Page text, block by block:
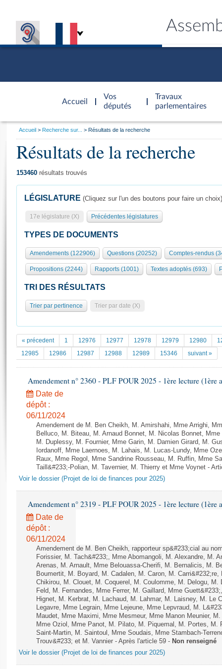
Accueil
d'accueil
Vos
députés
Travaux
parlementaires
Présidence
577 députés
Groupes politiques
Séance publique
Commissions et autres organes
Europe et International
Pétitions
Documents parlementaires
Projets de loi
Propositions de loi
Amendements
Textes adoptés
Rapports d'information
Rapports d'enquête
Rapports législatifs
Rapports sur l'application des lois
Baromètre de l’application des lois
Budget et sécurité sociale
Questions écrites et orales
Comptes rendus des débats
Général
Rôle et pouvoirs de l'Assemblée
Organisation de l'Assemblée
Présidence Conférence des Présidents Bureau Collège des
Statistiques et chiffres clés
Documents de référence
( Constitution | Règlement de l'Assemblée ... )
Histoire
Juniors
Anciennes législatures
Liens vers les sites publics
Visiter l'Assemblée
Visite virtuelle du palais Bourbon
Assister à une séance
La Bibliothèque
Les archives
Photos libres de droit
Vous
Accueil Recherche sur... Résultats de la recherche
Résultats de la recherche
153460 résultats trouvés
LÉGISLATURE (Cliquez sur l'un des boutons pour faire un choix)
17e législature (X) Précédentes législatures
TYPES DE DOCUMENTS
Amendements (122906) Questions (20252) Comptes-rendus
Propositions (2244) Rapports (1001) Textes adoptés (693)
TRI DES RÉSULTATS
Trier par pertinence Trier par date (X)
« précedent 1 12976 12977 12978 12979 12980
12985
12986 12987 12988 12989 15346 suivant »
Amendement n° 2360 - PLF POUR 2025 - 1ère lecture (1ère
Date de
dépôt :
06/11/2024
Amendement de M. Ben Cheikh, M. Amirshahi, Mme Arrighi,
Belluco, M. Biteau, M. Arnaud Bonnet, M. Nicolas Bonnet,
M. Duplessy, M. Fournier, Mme Garin, M. Damien Girard, M.
Iordanoff, Mme Laernoes, M. Lahais, M. Lucas-Lundy, Mme
Raux, Mme Regol, Mme Sandrine Rousseau, M. Ruffin, Mme
Taill&#233;-Polian, M. Tavernier, M. Thierry et Mme Voynet -
Voir le dossier (Projet de loi de finances pour 2025)
Amendement n° 2319 - PLF POUR 2025 - 1ère lecture (1ère
Date de
dépôt :
06/11/2024
Amendement de M. Ben Cheikh, rapporteur sp&#233;cial au
Forissier, M. Tach&#233;, Mme Abomangoli, M. Alexandre, M.
Arenas, M. Arnault, Mme Belouassa-Cherifi, M. Bernalicis, M.
Boumertit, M. Boyard, M. Cadalen, M. Caron, M.
Chikirou, M. Clouet, M. Coquerel, M. Coulomme, M. Delogu, M.
Feld, M. Fernandes, Mme Ferrer, M. Gaillard, Mme
Hignet, M. Kerbrat, M. Lachaud, M. Lahmar, M. Laisney, M. Le
Legavre, Mme Legrain, Mme Lejeune, Mme Lepvraud, M.
Maudet, Mme Maximi, Mme Mesmeur, Mme Manon Meunier,
Mme Oziol, Mme Panot, M. Pilato, M. Piquemal, M. Portes, M.
Saint-Martin, M. Saintoul, Mme Soudais, Mme Stambach-
Trouv&#233; et M. Vannier - Après l'article 59 - Non renseigné
Voir le dossier (Projet de loi de finances pour 2025)